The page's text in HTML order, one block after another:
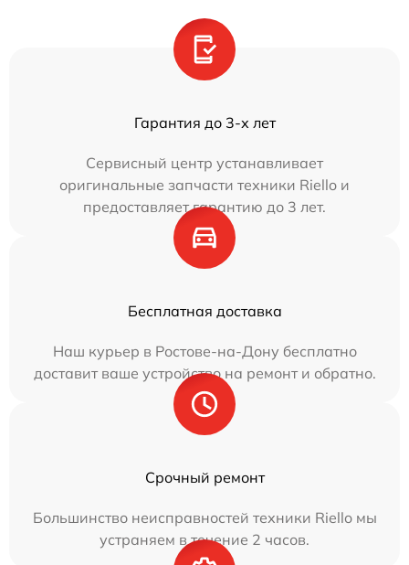
Гарантия до 3-х лет
Сервисный центр устанавливает
оригинальные запчасти техники Riello и
предоставляет гарантию до 3 лет.
Бесплатная доставка
Наш курьер в Ростове-на-Дону бесплатно
доставит ваше устройство на ремонт и обратно.
Срочный ремонт
Большинство неисправностей техники Riello мы
устраняем в течение 2 часов.